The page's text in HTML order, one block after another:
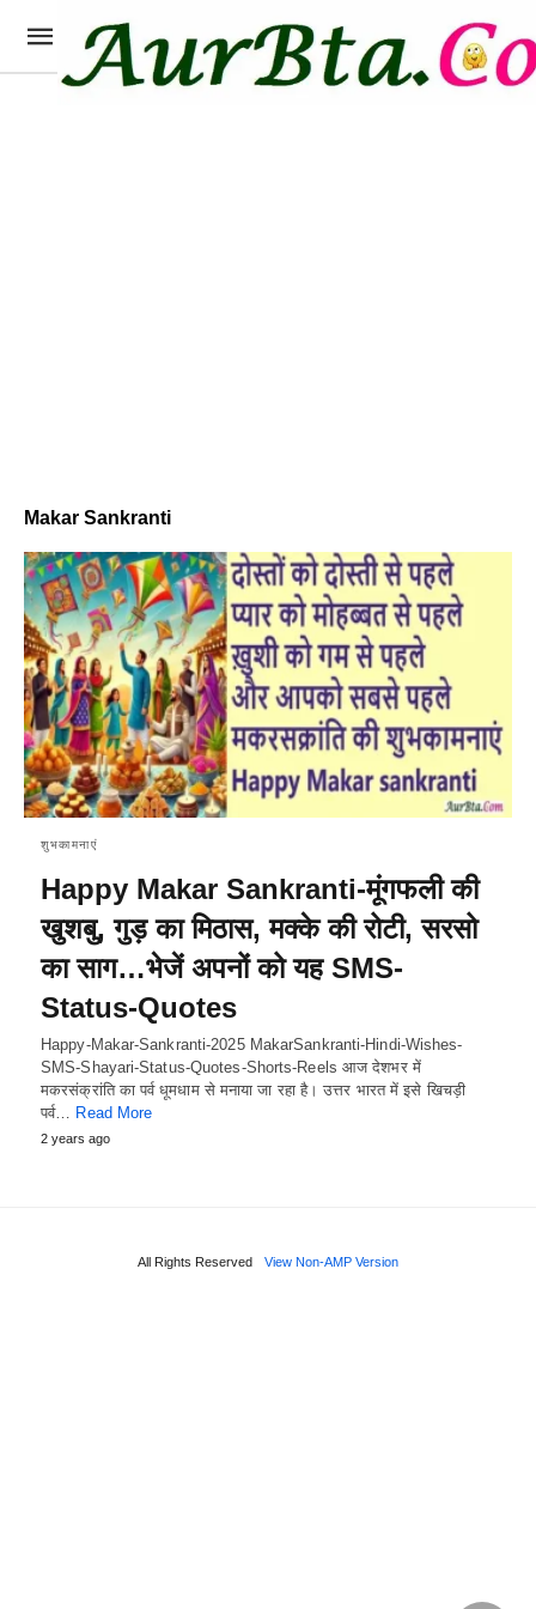
Makar Sankranti
शुभकामनाएं
Happy Makar Sankranti-मूंगफली की
खुशबु, गुड़ का मिठास, मक्के की रोटी, सरसो
का साग…भेजें अपनों को यह SMS-
Status-Quotes
Happy-Makar-Sankranti-2025 MakarSankranti-Hindi-Wishes-
SMS-Shayari-Status-Quotes-Shorts-Reels आज देशभर में
मकरसंक्रांति का पर्व धूमधाम से मनाया जा रहा है। उत्तर भारत में इसे खिचड़ी
पर्व… Read More
2 years ago
All Rights Reserved View Non-AMP Version